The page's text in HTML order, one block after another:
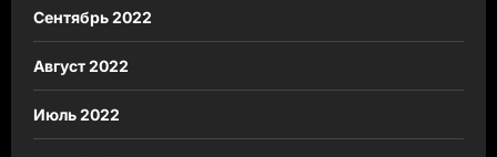
Сентябрь 2022
Август 2022
Июль 2022